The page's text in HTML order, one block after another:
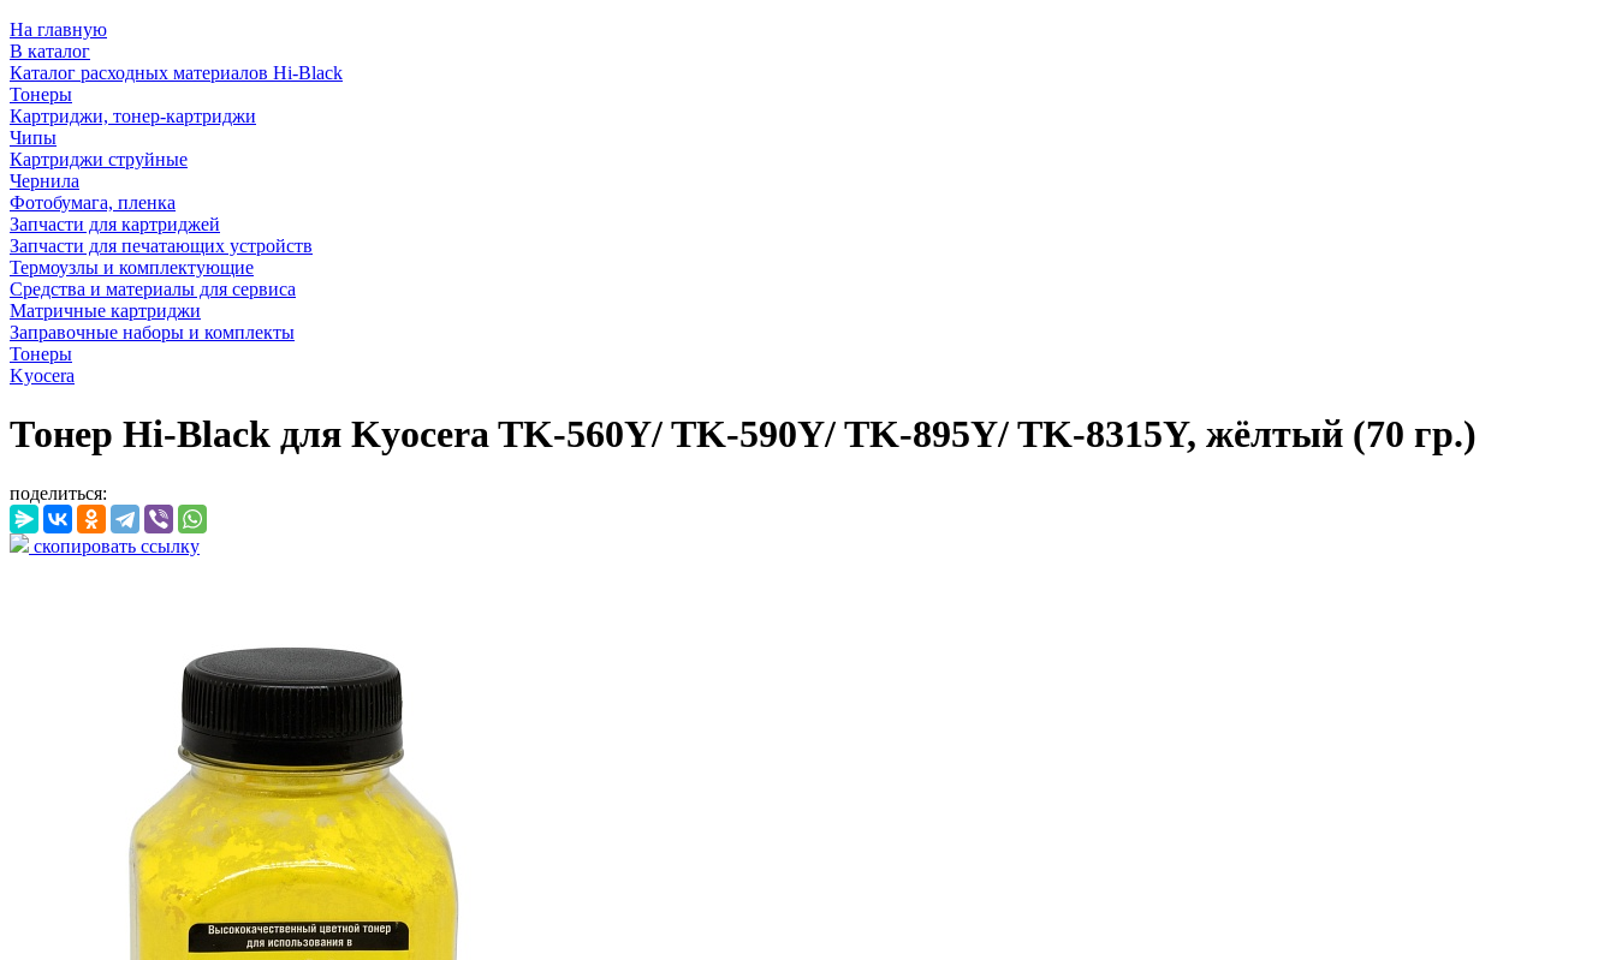
На главную
В каталог
Каталог расходных материалов Hi-Black
Тонеры
Картриджи, тонер-картриджи
Чипы
Картриджи струйные
Чернила
Фотобумага, пленка
Запчасти для картриджей
Запчасти для печатающих устройств
Термоузлы и комплектующие
Средства и материалы для сервиса
Матричные картриджи
Заправочные наборы и комплекты
Тонеры
Kyocera
Тонер Hi-Black для Kyocera TK-560Y/ TK-590Y/ TK-895Y/ TK-8315Y, жёлтый (70 гр.)
поделиться:
скопировать ссылку